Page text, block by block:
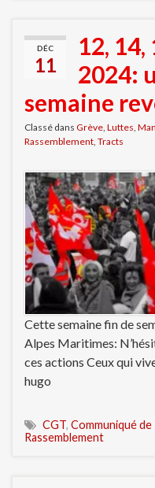
DÉC
11
12,
2024:
semaine
Classé dans Grève Luttes
Rassemblement Tracts
Cette semaine fin de
Alpes Maritimes:
ces actions Ceux qui
hugo
CGT, Communiqué
Rassemblement